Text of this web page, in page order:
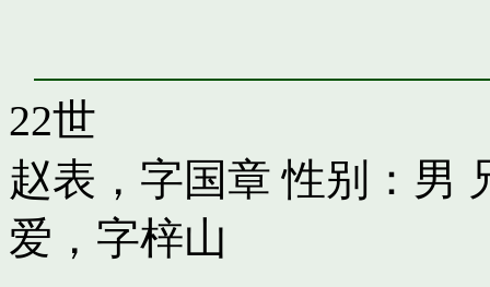
22世
赵表，字国章 性别：男
爱，字梓山